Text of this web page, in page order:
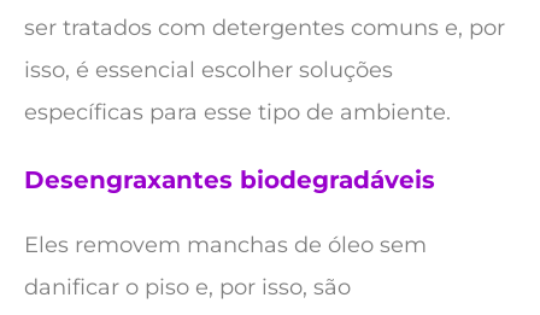
ser tratados com detergentes comuns e, por
isso, é essencial escolher soluções
específicas para esse tipo de ambiente.
Desengraxantes biodegradáveis
Eles removem manchas de óleo sem
danificar o piso e, por isso, são